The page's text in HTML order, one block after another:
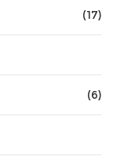
(17)
(6)